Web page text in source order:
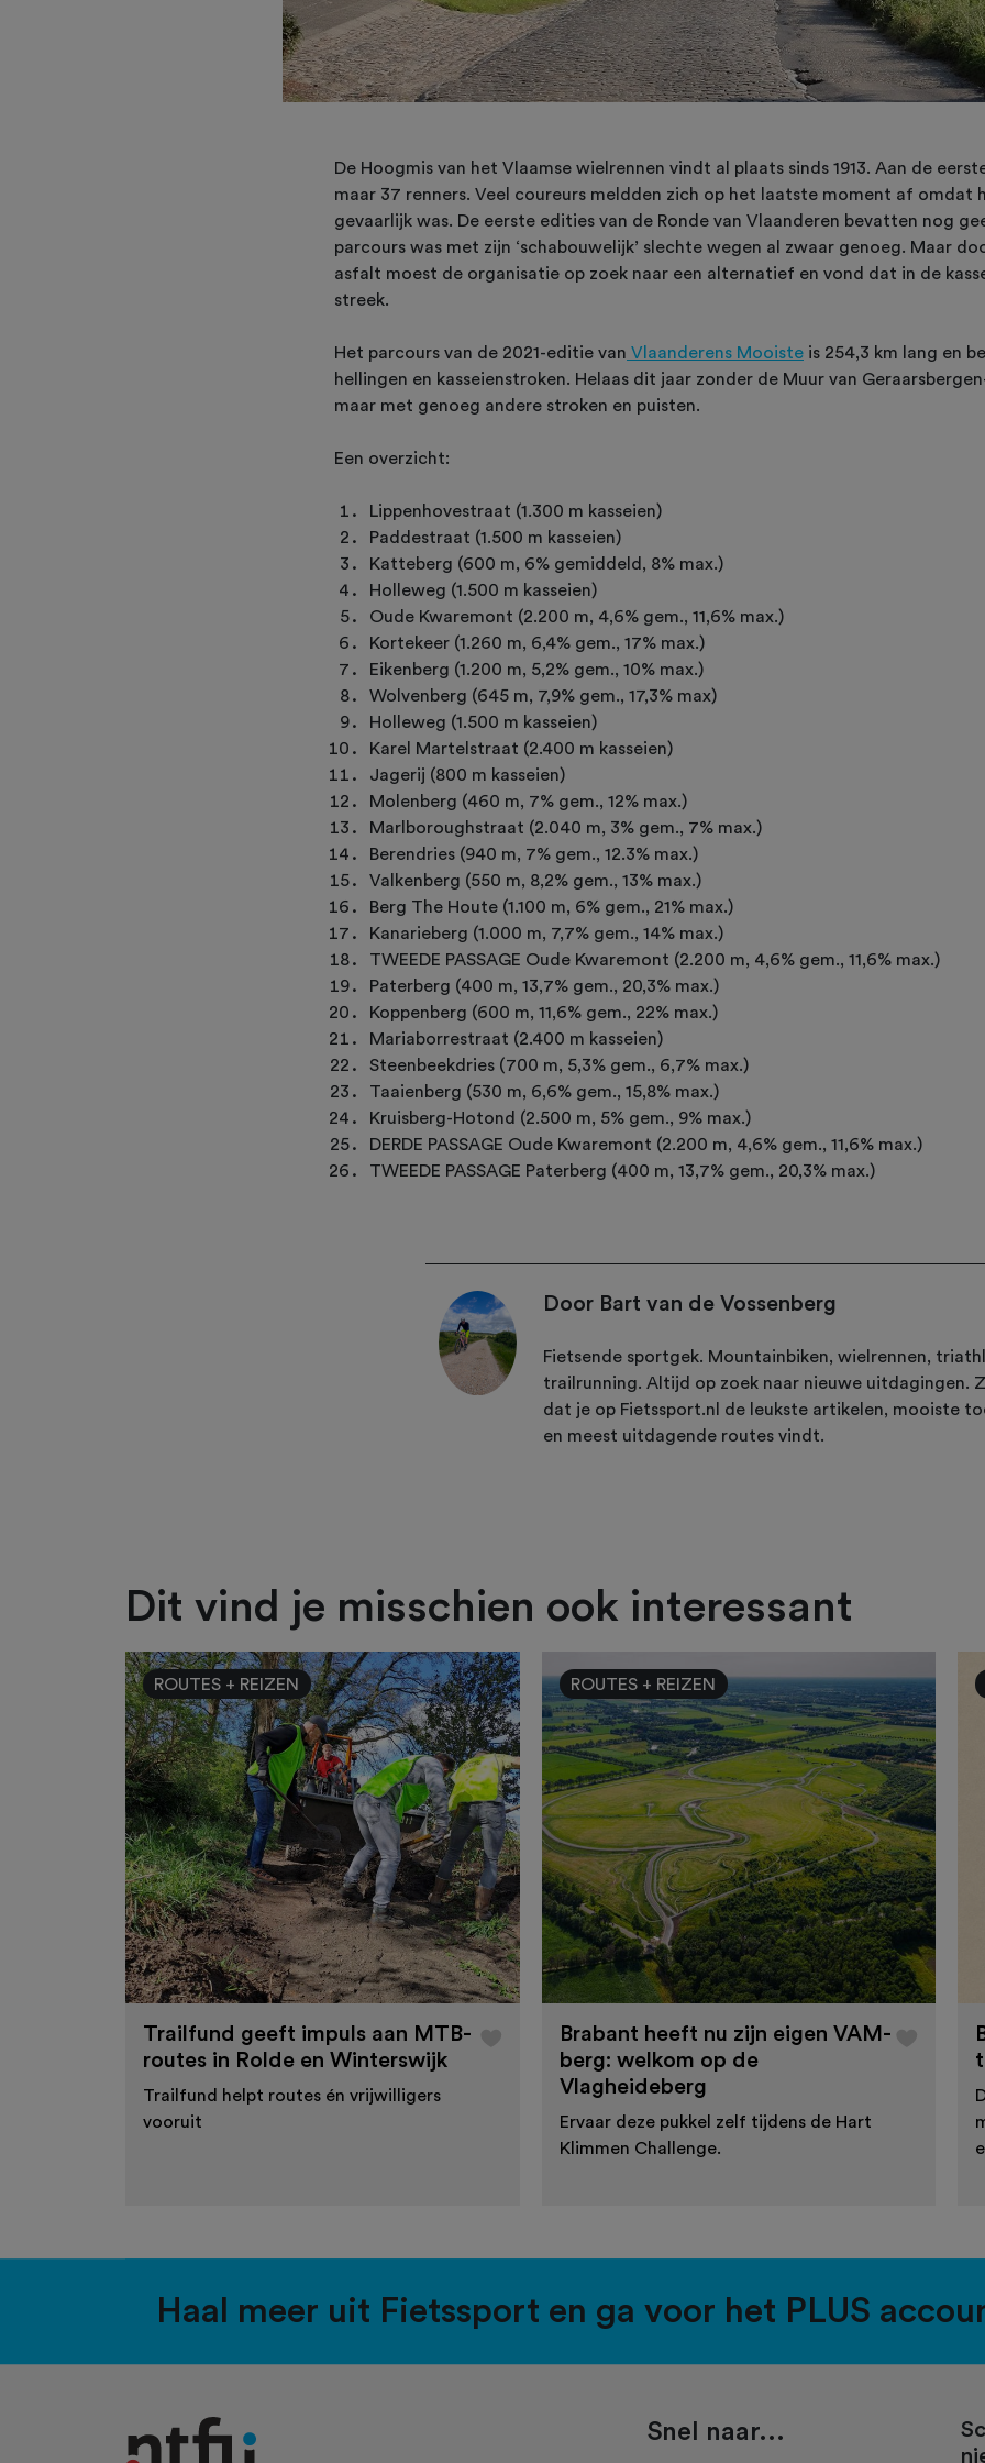
De Hoogmis van het Vlaamse wielrennen vindt al plaats sinds 1913. Aan de
maar 37 renners. Veel coureurs meldden zich op het laatste moment af omdat
gevaarlijk was. De eerste edities van de Ronde van Vlaanderen bevatten nog
parcours was met zijn ‘schabouwelijk’ slechte wegen al zwaar genoeg. Maar
asfalt moest de organisatie op zoek naar een alternatief en vond dat in de
streek.
Het parcours van de 2021-editie van Vlaanderens Mooiste is 254,3 km lang en
hellingen en kasseienstroken. Helaas dit jaar zonder de Muur van
maar met genoeg andere stroken en puisten.
Een overzicht:
Lippenhovestraat (1.300 m kasseien)
Paddestraat (1.500 m kasseien)
Katteberg (600 m, 6% gemiddeld, 8% max.)
Holleweg (1.500 m kasseien)
Oude Kwaremont (2.200 m, 4,6% gem., 11,6% max.)
Kortekeer (1.260 m, 6,4% gem., 17% max.)
Eikenberg (1.200 m, 5,2% gem., 10% max.)
Wolvenberg (645 m, 7,9% gem., 17,3% max)
Holleweg (1.500 m kasseien)
Karel Martelstraat (2.400 m kasseien)
Jagerij (800 m kasseien)
Molenberg (460 m, 7% gem., 12% max.)
Marlboroughstraat (2.040 m, 3% gem., 7% max.)
Berendries (940 m, 7% gem., 12.3% max.)
Valkenberg (550 m, 8,2% gem., 13% max.)
Berg The Houte (1.100 m, 6% gem., 21% max.)
Kanarieberg (1.000 m, 7,7% gem., 14% max.)
TWEEDE PASSAGE Oude Kwaremont (2.200 m, 4,6% gem., 11,6% max.)
Paterberg (400 m, 13,7% gem., 20,3% max.)
Koppenberg (600 m, 11,6% gem., 22% max.)
Mariaborrestraat (2.400 m kasseien)
Steenbeekdries (700 m, 5,3% gem., 6,7% max.)
Taaienberg (530 m, 6,6% gem., 15,8% max.)
Kruisberg-Hotond (2.500 m, 5% gem., 9% max.)
DERDE PASSAGE Oude Kwaremont (2.200 m, 4,6% gem., 11,6% max.)
TWEEDE PASSAGE Paterberg (400 m, 13,7% gem., 20,3% max.)
Door Bart van de Vossenberg
Fietsende sportgek. Mountainbiken, wielrennen,
trailrunning. Altijd op zoek naar nieuwe uitdagingen.
dat je op Fietssport.nl de leukste artikelen, mooiste
en meest uitdagende routes vindt.
Dit vind je misschien ook interessant
ROUTES + REIZEN
Trailfund geeft impuls aan MTB-
routes in Rolde en Winterswijk
Trailfund helpt routes én vrijwilligers
vooruit
ROUTES + REIZEN
Brabant heeft nu zijn eigen VAM-
berg: welkom op de
Vlagheideberg
Ervaar deze pukkel zelf tijdens de Hart
Klimmen Challenge.
Haal meer uit Fietssport en ga voor het PLUS
Snel naar...